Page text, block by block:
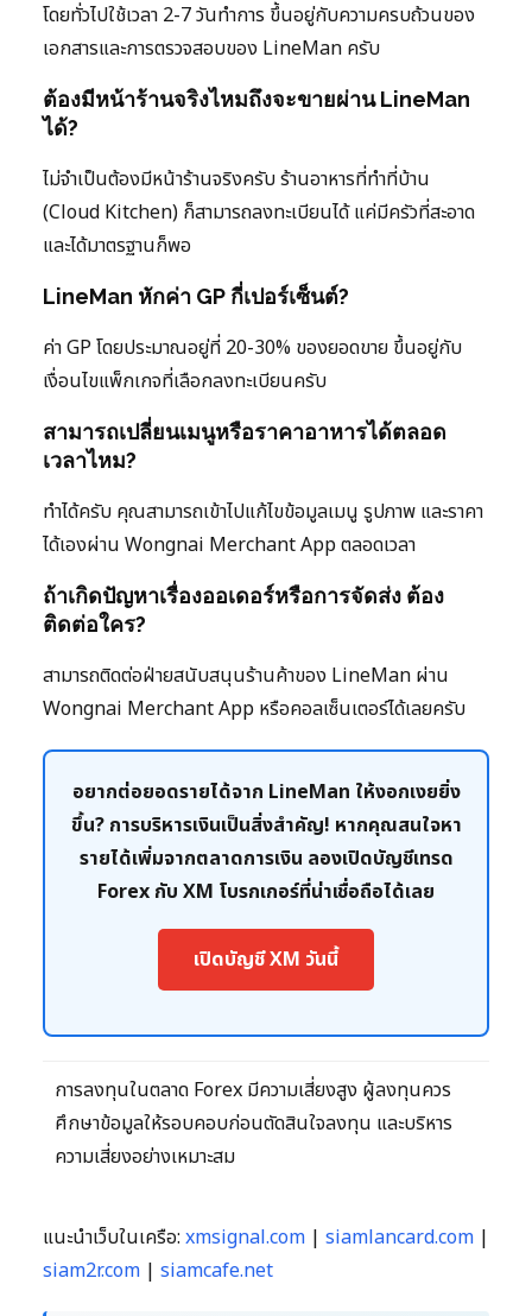
โดยทั่วไปใช้เวลา 2-7 วันทำการ ขึ้นอยู่กับความครบถ้วนของ
เอกสารและการตรวจสอบของ LineMan ครับ
ต้องมีหน้าร้านจริงไหมถึงจะขายผ่าน LineMan
ได้?
ไม่จำเป็นต้องมีหน้าร้านจริงครับ ร้านอาหารที่ทำที่บ้าน
(Cloud Kitchen) ก็สามารถลงทะเบียนได้ แค่มีครัวที่สะอาด
และได้มาตรฐานก็พอ
LineMan หักค่า GP กี่เปอร์เซ็นต์?
ค่า GP โดยประมาณอยู่ที่ 20-30% ของยอดขาย ขึ้นอยู่กับ
เงื่อนไขแพ็กเกจที่เลือกลงทะเบียนครับ
สามารถเปลี่ยนเมนูหรือราคาอาหารได้ตลอด
เวลาไหม?
ทำได้ครับ คุณสามารถเข้าไปแก้ไขข้อมูลเมนู รูปภาพ และราคา
ได้เองผ่าน Wongnai Merchant App ตลอดเวลา
ถ้าเกิดปัญหาเรื่องออเดอร์หรือการจัดส่ง ต้อง
ติดต่อใคร?
สามารถติดต่อฝ่ายสนับสนุนร้านค้าของ LineMan ผ่าน
Wongnai Merchant App หรือคอลเซ็นเตอร์ได้เลยครับ
อยากต่อยอดรายได้จาก LineMan ให้งอกเงยยิ่ง
ขึ้น? การบริหารเงินเป็นสิ่งสำคัญ! หากคุณสนใจหา
รายได้เพิ่มจากตลาดการเงิน ลองเปิดบัญชีเทรด
Forex กับ XM โบรกเกอร์ที่น่าเชื่อถือได้เลย
เปิดบัญชี XM วันนี้
การลงทุนในตลาด Forex มีความเสี่ยงสูง ผู้ลงทุนควร
ศึกษาข้อมูลให้รอบคอบก่อนตัดสินใจลงทุน และบริหาร
ความเสี่ยงอย่างเหมาะสม
แนะนำเว็บในเครือ: xmsignal.com | siamlancard.com |
siam2r.com | siamcafe.net